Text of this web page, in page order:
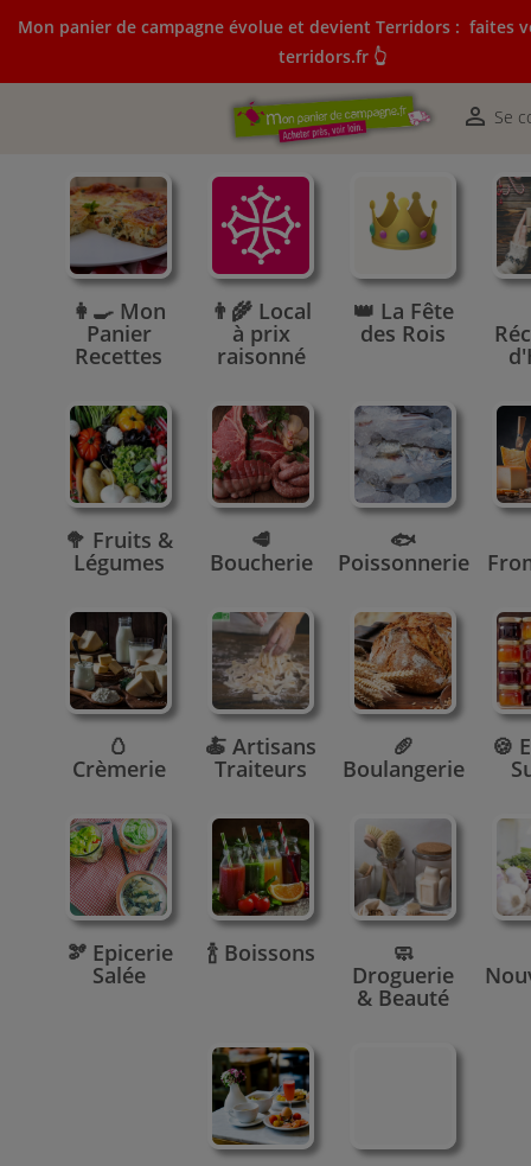
Mon panier de campagne évolue et devient Terridors : faites
terridors.fr 👆
 Se
Mon panier de campagne évolue et devient Terridors:
courses sur terridors.fr 👆
👩‍🍳 Mon
Panier
Recettes
👨‍🌾 Local
à prix
raisonné
👑 La Fête
des Rois
🥦 Fruits &
Légumes
🥩
Boucherie
🐟
Poissonnerie
🥚
Crèmerie
🍝 Artisans
Traiteurs
🥖
Boulangerie
🍪
🫘 Epicerie
Salée
🍾 Boissons 🧼
Droguerie
& Beauté